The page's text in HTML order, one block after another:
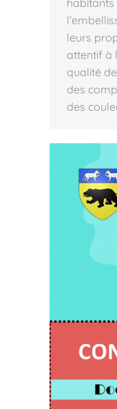
habitants
leurs
attentif à
qualité
des
des